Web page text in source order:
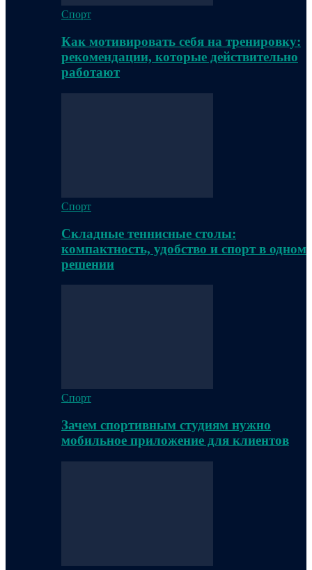
Спорт
Как мотивировать себя на тренировку:
рекомендации, которые действительно
работают
Спорт
Складные теннисные столы:
компактность, удобство и спорт в одном
решении
Спорт
Зачем спортивным студиям нужно
мобильное приложение для клиентов